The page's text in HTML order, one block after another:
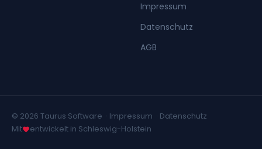
Impressum
Datenschutz
AGB
© 2026 Taurus Software · Impressum · Datenschutz
Mit
entwickelt in Schleswig-Holstein